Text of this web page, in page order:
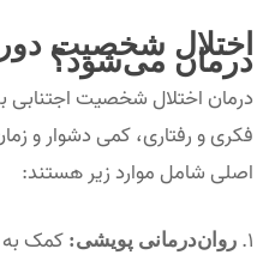
اختلال شخصیت
درمان می‌شود؟
درمان اختلال شخصیت اجتنابی
فکری و رفتاری، کمی دشوار و
اصلی شامل موارد زیر هستند:
روان‌درمانی پویشی: کمک به